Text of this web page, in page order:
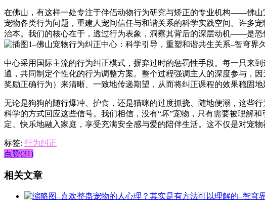
在佛山，有这样一处专注于伴侣动物行为研究与矫正的专业机构——佛
宠物各类行为问题，重建人宠间信任与和谐关系的科学实践空间。许多
治本。我们的核心在于，透过行为表象，洞察其背后的深层动机——是恐
中心采用国际主流的行为纠正模式，摒弃过时的惩罚性手段。每一只来
通，共同制定个性化的行为调整方案。整个过程强调主人的深度参与，
奖励正确行为）来清晰、一致地传递期望，从而将纠正课程的效果稳固地
无论是狗狗的随行爆冲、护食，还是猫咪的过度抓挠、随地便溺，这些
科学的方式回应这些信号。我们相信，没有“坏”宠物，只有需要被理解
定、快乐地融入家庭，享受充满安全感与爱的陪伴生活。这不仅是对宠
标签: 行为纠正
点赞(31)
相关文章